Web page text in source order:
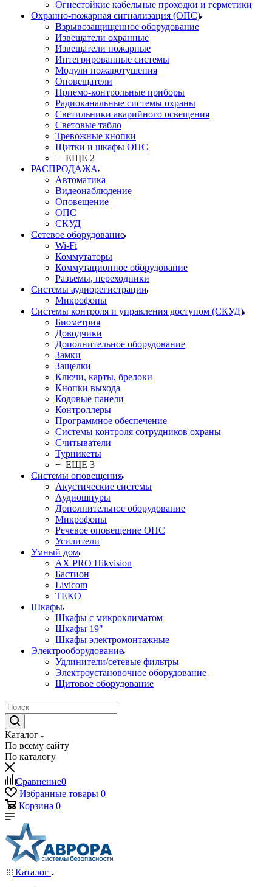
Огнестойкие кабельные проходки и герметики
Охранно-пожарная сигнализация (ОПС)
Взрывозащищенное оборудование
Извещатели охранные
Извещатели пожарные
Интегрированные системы
Модули пожаротушения
Оповещатели
Приемо-контрольные приборы
Радиоканальные системы охраны
Светильники аварийного освещения
Световые табло
Тревожные кнопки
Щитки и шкафы ОПС
+ ЕЩЕ 2
РАСПРОДАЖА
Автоматика
Видеонаблюдение
Оповещение
ОПС
СКУД
Сетевое оборудование
Wi-Fi
Коммутаторы
Коммутационное оборудование
Разъемы, переходники
Системы аудиорегистрации
Микрофоны
Системы контроля и управления доступом (СКУД)
Биометрия
Доводчики
Дополнительное оборудование
Замки
Защелки
Ключи, карты, брелоки
Кнопки выхода
Кодовые панели
Контроллеры
Программное обеспечение
Системы контроля сотрудников охраны
Считыватели
Турникеты
+ ЕЩЕ 3
Системы оповещения
Акустические системы
Аудиошнуры
Дополнительное оборудование
Микрофоны
Речевое оповещение ОПС
Усилители
Умный дом
AX PRO Hikvision
Бастион
Livicom
ТЕКО
Шкафы
Шкафы с микроклиматом
Шкафы 19"
Шкафы электромонтажные
Электрооборудование
Удлинители/сетевые фильтры
Электроустановочное оборудование
Щитовое оборудование
Каталог
По всему сайту
По каталогу
Сравнение0
Избранные товары 0
Корзина 0
Каталог